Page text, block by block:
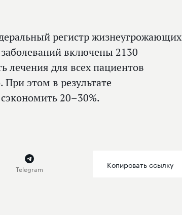
регистр жизнеугрожающих
включены 2130
лечения для всех пациентов
этом в результате
20–30%.
Telegram Копировать ссылку